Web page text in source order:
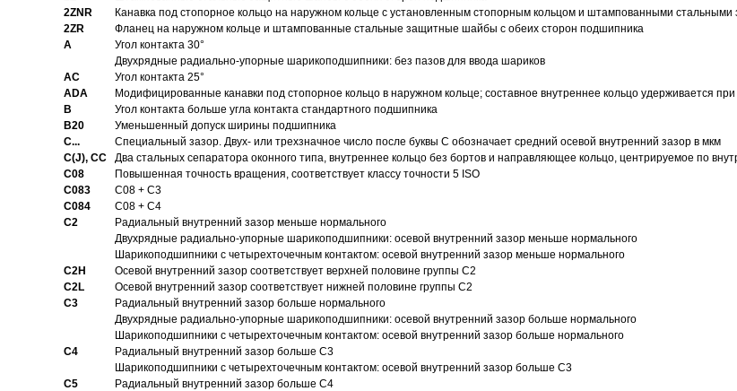
2ZNR
Канавка под стопорное кольцо на наружном кольце с установленным стопорным кольцом и штампованными
2ZR
Фланец на наружном кольце и штампованные стальные защитные шайбы с обеих сторон подшипника
A
Угол контакта 30°
Двухрядные радиально-упорные шарикоподшипники: без пазов для ввода шариков
AC
Угол контакта 25°
ADA
Модифицированные канавки под стопорное кольцо в наружном кольце; составное внутреннее кольцо удерживается
B
Угол контакта больше угла контакта стандартного подшипника
B20
Уменьшенный допуск ширины подшипника
C...
Специальный зазор. Двух- или трехзначное число после буквы С обозначает средний осевой внутренний зазор в мкм
C(J), CC
Два стальных сепаратора оконного типа, внутреннее кольцо без бортов и направляющее кольцо, центрируемое по
C08
Повышенная точность вращения, соответствует классу точности 5 ISO
C083
C08 + C3
C084
C08 + C4
C2
Pадиальный внутренний зазор меньше нормального
Двухрядные радиально-упорные шарикоподшипники: осевой внутренний зазор меньше нормального
Шарикоподшипники с четырехточечным контактом: осевой внутренний зазор меньше нормального
C2H
Осевой внутренний зазор соответствует верхней половине группы C2
C2L
Осевой внутренний зазор соответствует нижней половине группы C2
C3
Pадиальный внутренний зазор больше нормального
Двухрядные радиально-упорные шарикоподшипники: осевой внутренний зазор больше нормального
Шарикоподшипники с четырехточечным контактом: осевой внутренний зазор больше нормального
C4
Pадиальный внутренний зазор больше C3
Шарикоподшипники с четырехточечным контактом: осевой внутренний зазор больше C3
C5
Pадиальный внутренний зазор больше C4